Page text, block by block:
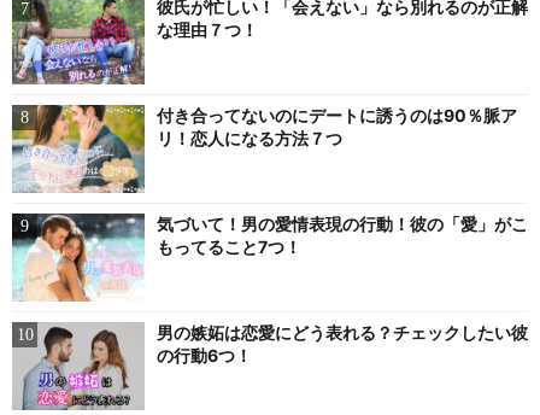
彼氏が忙しい！「会えない」なら別れるのが正解
な理由７つ！
付き合ってないのにデートに誘うのは90％脈ア
リ！恋人になる方法７つ
気づいて！男の愛情表現の行動！彼の「愛」がこ
もってること7つ！
男の嫉妬は恋愛にどう表れる？チェックしたい彼
の行動6つ！